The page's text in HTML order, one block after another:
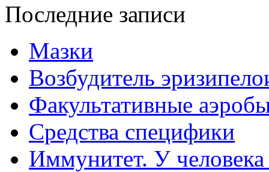
Последние записи
Мазки
Возбудитель
Факультативные
Средства специфики
Иммунитет. У человека